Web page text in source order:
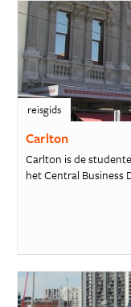
reisgids
Carlton
Carlton is de
het Central Business